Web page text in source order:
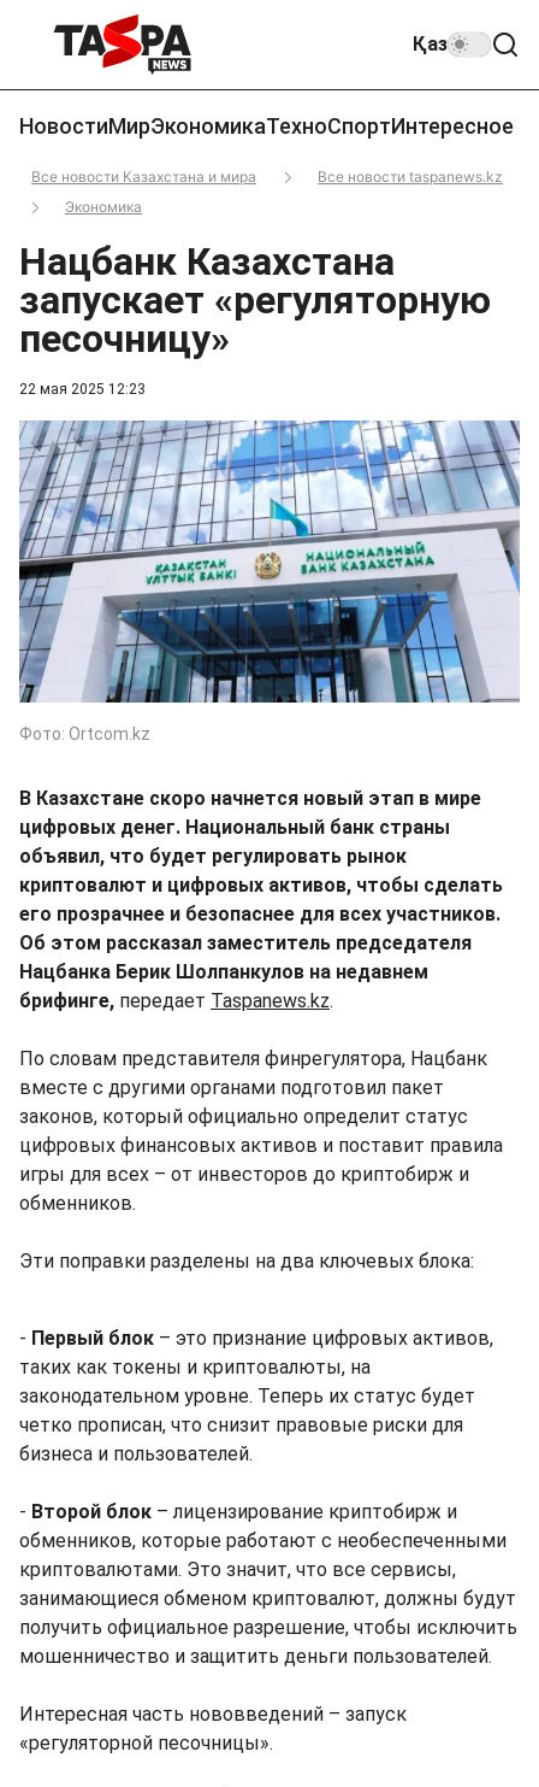
Қаз
НовостиМирЭкономикаТехноСпортИнтересное
Все новости Казахстана и мира
Все новости taspanews.kz
Экономика
22 мая 2025 12:23
Нацбанк Казахстана
запускает «регуляторную
песочницу»
Фото: Ortcom.kz
В Казахстане скоро начнется новый этап в мире
цифровых денег. Национальный банк страны
объявил, что будет регулировать рынок
криптовалют и цифровых активов, чтобы сделать
его прозрачнее и безопаснее для всех участников.
Об этом рассказал заместитель председателя
Нацбанка Берик Шолпанкулов на недавнем
брифинге, передает Taspanews.kz.
По словам представителя финрегулятора, Нацбанк
вместе с другими органами подготовил пакет
законов, который официально определит статус
цифровых финансовых активов и поставит правила
игры для всех – от инвесторов до криптобирж и
обменников.
Эти поправки разделены на два ключевых блока:
- Первый блок – это признание цифровых активов,
таких как токены и криптовалюты, на
законодательном уровне. Теперь их статус будет
четко прописан, что снизит правовые риски для
бизнеса и пользователей.
- Второй блок – лицензирование криптобирж и
обменников, которые работают с необеспеченными
криптовалютами. Это значит, что все сервисы,
занимающиеся обменом криптовалют, должны будут
получить официальное разрешение, чтобы исключить
мошенничество и защитить деньги пользователей.
Интересная часть нововведений – запуск
«регуляторной песочницы».